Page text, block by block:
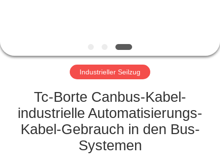
SIE
MIT
VERBINDUNG
Industrieller Seilzug
Tc-Borte Canbus-Kabel-
industrielle Automatisierungs-
Kabel-Gebrauch in den Bus-
Systemen